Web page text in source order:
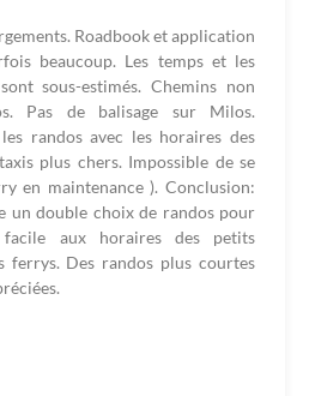
Roadbook et application
beaucoup. Les temps et les
sous-estimés. Chemins non
Pas de balisage sur Milos.
randos avec les horaires des
plus chers. Impossible de se
en maintenance ). Conclusion:
un double choix de randos pour
aux horaires des petits
ferrys. Des randos plus courtes